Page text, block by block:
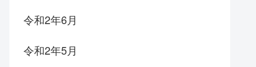
令和2年6月
令和2年5月